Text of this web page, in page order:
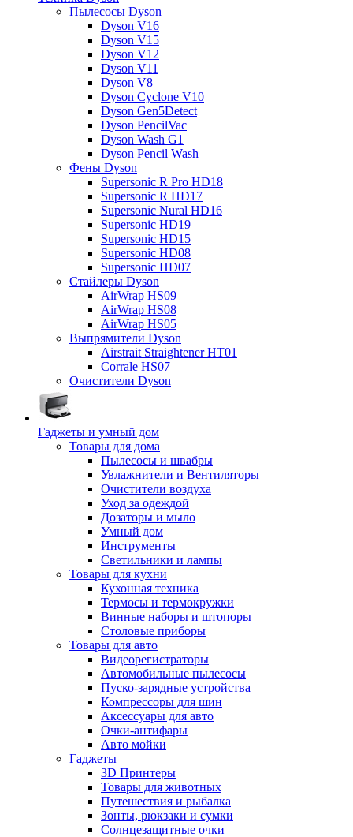
Пылесосы Dyson
Dyson V16
Dyson V15
Dyson V12
Dyson V11
Dyson V8
Dyson Cyclone V10
Dyson Gen5Detect
Dyson PencilVac
Dyson Wash G1
Dyson Pencil Wash
Фены Dyson
Supersonic R Pro HD18
Supersonic R HD17
Supersonic Nural HD16
Supersonic HD19
Supersonic HD15
Supersonic HD08
Supersonic HD07
Стайлеры Dyson
AirWrap HS09
AirWrap HS08
AirWrap HS05
Выпрямители Dyson
Airstrait Straightener HT01
Corrale HS07
Очистители Dyson
Гаджеты и умный дом
Товары для дома
Пылесосы и швабры
Увлажнители и Вентиляторы
Очистители воздуха
Уход за одеждой
Дозаторы и мыло
Умный дом
Инструменты
Светильники и лампы
Товары для кухни
Кухонная техника
Термосы и термокружки
Винные наборы и штопоры
Столовые приборы
Товары для авто
Видеорегистраторы
Автомобильные пылесосы
Пуско-зарядные устройства
Компрессоры для шин
Аксессуары для авто
Очки-антифары
Авто мойки
Гаджеты
3D Принтеры
Товары для животных
Путешествия и рыбалка
Зонты, рюкзаки и сумки
Солнцезащитные очки